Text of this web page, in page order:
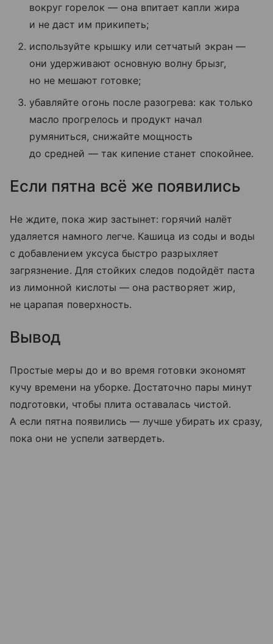
вокруг горелок — она впитает капли жира
и не даст им прикипеть;
используйте крышку или сетчатый экран —
они удерживают основную волну брызг,
но не мешают готовке;
убавляйте огонь после разогрева: как только
масло прогрелось и продукт начал
румяниться, снижайте мощность
до средней — так кипение станет спокойнее.
Если пятна всё же появились
Не ждите, пока жир застынет: горячий налёт
удаляется намного легче. Кашица из соды и воды
с добавлением уксуса быстро разрыхляет
загрязнение. Для стойких следов подойдёт паста
из лимонной кислоты — она растворяет жир,
не царапая поверхность.
Вывод
Простые меры до и во время готовки экономят
кучу времени на уборке. Достаточно пары минут
подготовки, чтобы плита оставалась чистой.
А если пятна появились — лучше убирать их сразу,
пока они не успели затвердеть.